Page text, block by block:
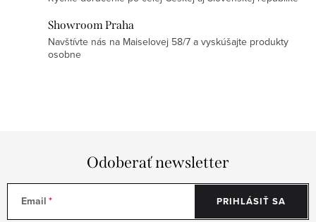
Showroom Praha
Navštívte nás na Maiselovej 58/7 a vyskúšajte produkty
osobne
Odoberať newsletter
Email PRIHLÁSIŤ SA